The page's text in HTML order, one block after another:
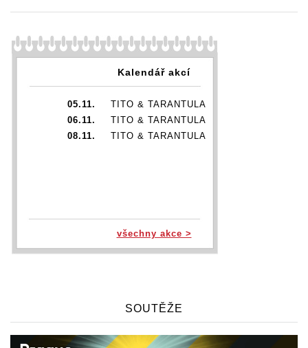
Kalendář akcí
05.11.
TITO & TARANTULA
06.11.
TITO & TARANTULA
08.11.
TITO & TARANTULA
všechny akce >
SOUTĚŽE